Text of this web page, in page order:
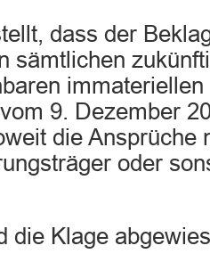
dass der
sämtlichen
9. Dezember
die Ansprüche
oder
die Klage